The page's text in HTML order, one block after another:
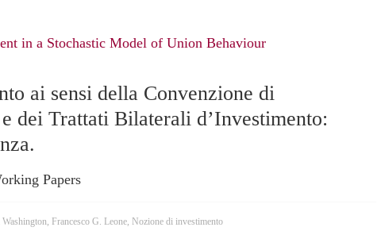
in a Stochastic Model of Union Behaviour
ai sensi della Convenzione di
dei Trattati Bilaterali d’Investimento:
Papers
, Francesco G. Leone, Nozione di investimento